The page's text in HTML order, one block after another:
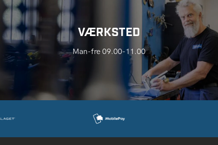
VÆRKSTED
Man-fre 09.00-11.00